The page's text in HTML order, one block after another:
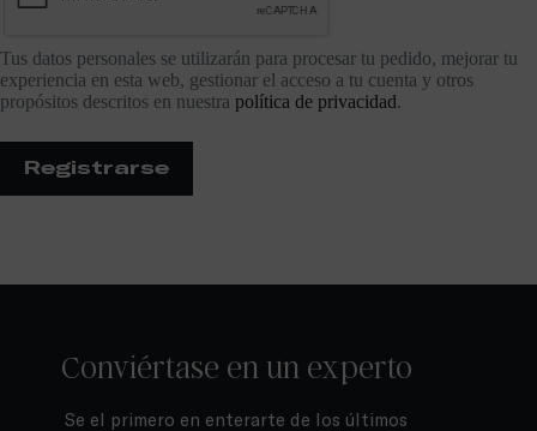
Tus datos personales se utilizarán para procesar tu pedido, mejorar tu
experiencia en esta web, gestionar el acceso a tu cuenta y otros
propósitos descritos en nuestra política de privacidad.
Registrarse
Conviértase en un experto
Se el primero en enterarte de los últimos